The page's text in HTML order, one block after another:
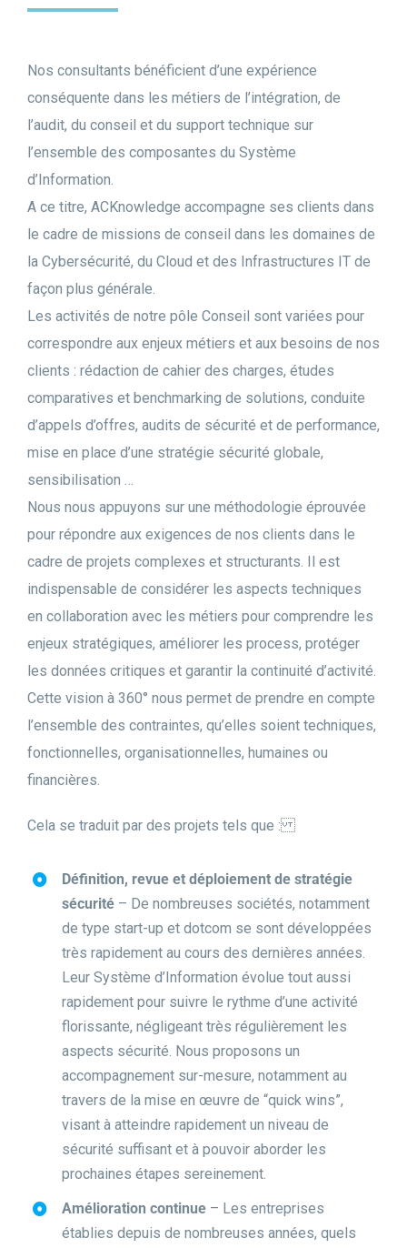
Nos consultants bénéficient d’une expérience
conséquente dans les métiers de l’intégration, de
l’audit, du conseil et du support technique sur
l’ensemble des composantes du Système
d’Information.
A ce titre, ACKnowledge accompagne ses clients dans
le cadre de missions de conseil dans les domaines de
la Cybersécurité, du Cloud et des Infrastructures IT de
façon plus générale.
Les activités de notre pôle Conseil sont variées pour
correspondre aux enjeux métiers et aux besoins de nos
clients : rédaction de cahier des charges, études
comparatives et benchmarking de solutions, conduite
d’appels d’offres, audits de sécurité et de performance,
mise en place d’une stratégie sécurité globale,
sensibilisation …
Nous nous appuyons sur une méthodologie éprouvée
pour répondre aux exigences de nos clients dans le
cadre de projets complexes et structurants. Il est
indispensable de considérer les aspects techniques
en collaboration avec les métiers pour comprendre les
enjeux stratégiques, améliorer les process, protéger
les données critiques et garantir la continuité d’activité.
Cette vision à 360° nous permet de prendre en compte
l’ensemble des contraintes, qu’elles soient techniques,
fonctionnelles, organisationnelles, humaines ou
financières.
Cela se traduit par des projets tels que :
Définition, revue et déploiement de stratégie
sécurité – De nombreuses sociétés, notamment
de type start-up et dotcom se sont développées
très rapidement au cours des dernières années.
Leur Système d’Information évolue tout aussi
rapidement pour suivre le rythme d’une activité
florissante, négligeant très régulièrement les
aspects sécurité. Nous proposons un
accompagnement sur-mesure, notamment au
travers de la mise en œuvre de “quick wins”,
visant à atteindre rapidement un niveau de
sécurité suffisant et à pouvoir aborder les
prochaines étapes sereinement.
Amélioration continue – Les entreprises
établies depuis de nombreuses années, quels